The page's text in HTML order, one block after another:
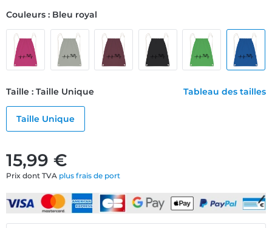
15,99 €
Prix dont TVA plus frais de port
Couleurs : Bleu royal
Taille : Taille Unique Tableau des tailles
Taille Unique